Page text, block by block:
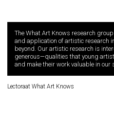
The What Art Knows research
and application of artistic research
beyond. Our artistic research is
generous—qualities that young
and make their work valuable in our
Lectoraat What Art Knows